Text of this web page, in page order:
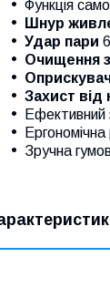
Функція
Шнур
Удар пари
Очищення
Захист від
Зручна